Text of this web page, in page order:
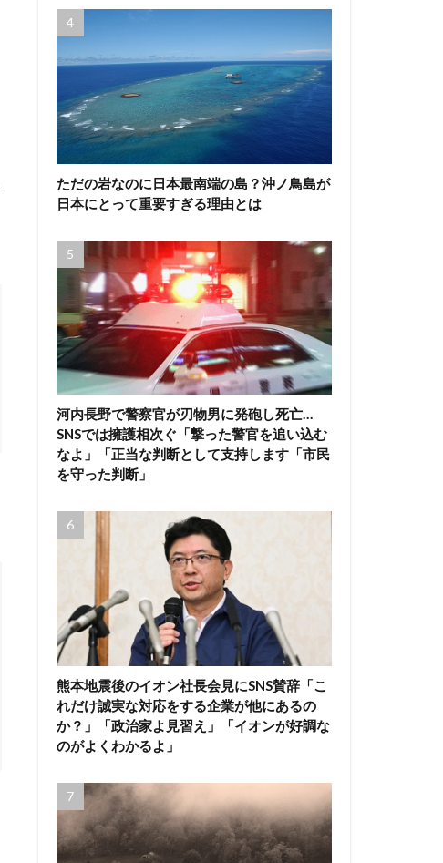
ただの岩なのに日本最南端の島？沖ノ鳥島が
日本にとって重要すぎる理由とは
河内長野で警察官が刃物男に発砲し死亡…
SNSでは擁護相次ぐ「撃った警官を追い込む
なよ」「正当な判断として支持します「市民
を守った判断」
熊本地震後のイオン社長会見にSNS賛辞「こ
れだけ誠実な対応をする企業が他にあるの
か？」「政治家よ見習え」「イオンが好調な
のがよくわかるよ」